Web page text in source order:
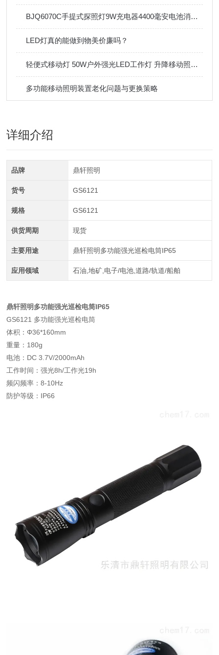
BJQ6070C手提式探照灯9W充电器4400毫安电池消防检修
LED灯真的能做到物美价廉吗？
轻便式移动灯 50W户外强光LED工作灯 升降移动照明灯
多功能移动照明装置老化问题与更换策略
详细介绍
品牌 鼎轩照明
货号 GS6121
规格 GS6121
供货周期 现货
主要用途 鼎轩照明多功能强光巡检电筒IP65
应用领域 石油,地矿,电子/电池,道路/轨道/船舶
鼎轩照明多功能强光巡检电筒IP65
GS6121 多功能强光巡检电筒
体积：Φ36*160mm
重量：180g
电池：DC 3.7V/2000mAh
工作时间：强光8h/工作光19h
频闪频率：8-10Hz
防护等级：IP66